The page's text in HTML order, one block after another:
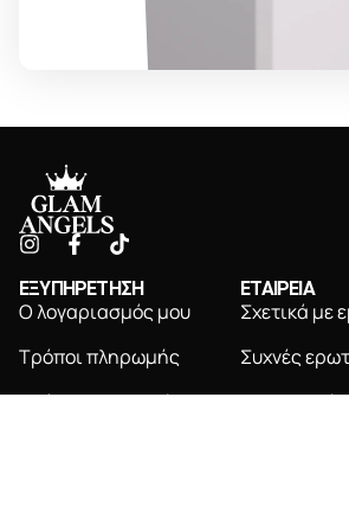
ΕΞΥΠΗΡΕΤΗΣΗ
Ο λογαριασμός μου
Τρόποι πληρωμής
Τρόποι αποστολής
ΕΤΑΙΡΕΙΑ
Σχετικά με
Συχνές
Επικοινωνία